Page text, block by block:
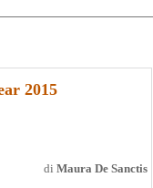
2015
di Maura De Sanctis